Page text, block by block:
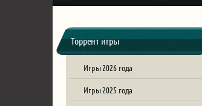
Торрент игры
Игры 2026 года
Игры 2025 года